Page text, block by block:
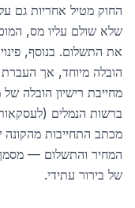
החוק מטיל אחריות גם
שלא שולם עליו מס,
את התשלום. בנוסף,
מחייבת רישיון הובלה
ברשות הנמלים
מכתב התחייבות
המחיר והתשלום —
של בירור עתידי.